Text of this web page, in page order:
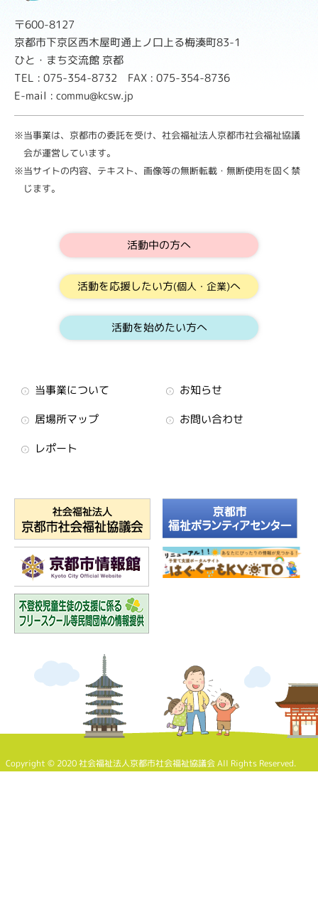
〒600-8127
京都市下京区西木屋町通上ノ口上る梅湊町83-1
ひと・まち交流館 京都
TEL : 075-354-8732 FAX : 075-354-8736
E-mail : commu@kcsw.jp
※当事業は、京都市の委託を受け、社会福祉法人京都市社会福祉協議
会が運営しています。
※当サイトの内容、テキスト、画像等の無断転載・無断使用を固く禁
じます。
活動中の方へ
活動を応援したい方(個人・企業)へ
活動を始めたい方へ
当事業について
お知らせ
居場所マップ
お問い合わせ
レポート
Copyright © 2020 社会福祉法人京都市社会福祉協議会 All Rights Reserved.